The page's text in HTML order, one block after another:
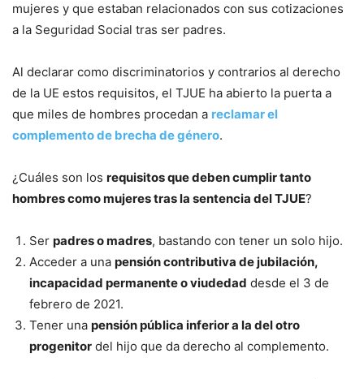
mujeres y que estaban relacionados con sus cotizaciones
a la Seguridad Social tras ser padres.
Al declarar como discriminatorios y contrarios al derecho
de la UE estos requisitos, el TJUE ha abierto la puerta a
que miles de hombres procedan a reclamar el
complemento de brecha de género.
¿Cuáles son los requisitos que deben cumplir tanto
hombres como mujeres tras la sentencia del TJUE?
Ser padres o madres, bastando con tener un solo hijo.
Acceder a una pensión contributiva de jubilación,
incapacidad permanente o viudedad desde el 3 de
febrero de 2021.
Tener una pensión pública inferior a la del otro
progenitor del hijo que da derecho al complemento.